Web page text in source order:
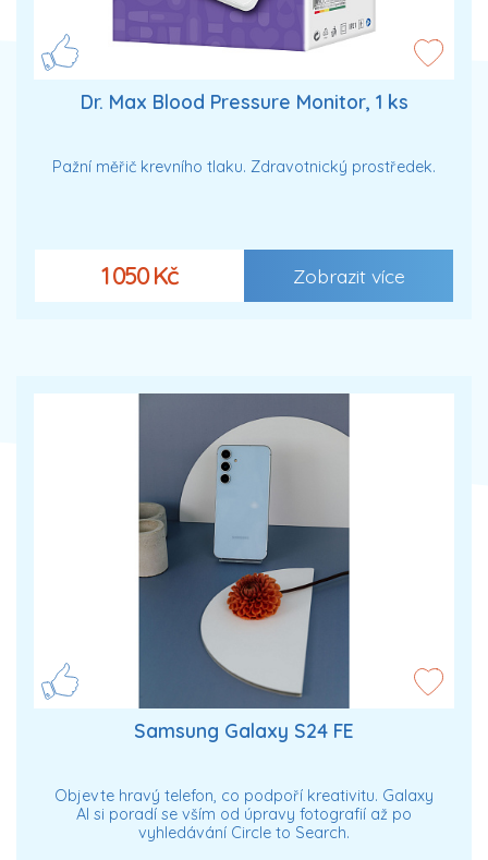
Dr. Max Blood Pressure Monitor, 1 ks
Pažní měřič krevního tlaku. Zdravotnický prostředek.
1 050 Kč Zobrazit více
Samsung Galaxy S24 FE
Objevte hravý telefon, co podpoří kreativitu. Galaxy
AI si poradí se vším od úpravy fotografií až po
vyhledávání Circle to Search.